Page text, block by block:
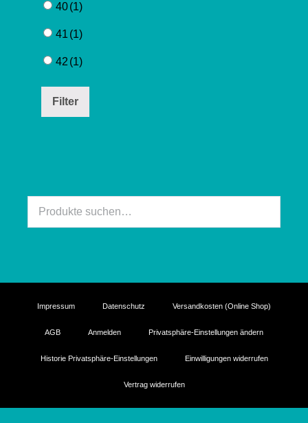
40(1)
41 (1)
42 (1)
Filter
Suche
Impressum Datenschutz Versandkosten (Online Shop)
AGB Anmelden Privatsphäre-Einstellungen ändern
Historie Privatsphäre-Einstellungen Einwilligungen widerrufen
Vertrag widerrufen